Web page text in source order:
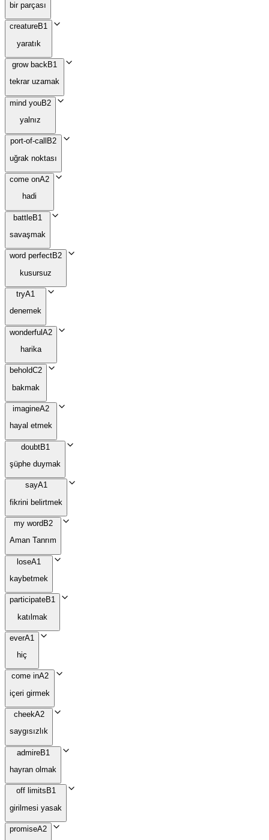
bir parçası
creatureB1
yaratık
grow back B1
tekrar uzamak
mind youB2
yalnız
port-of-call B2
uğrak noktası
come onA2
hadi
battleB1
savaşmak
word perfectB2
kusursuz
tryA1
denemek
wonderfulA2
harika
beholdC2
bakmak
imagineA2
hayal etmek
doubtB1
şüphe duymak
sayA1
fikrini belirtmek
my word B2
Aman Tanrım
loseA1
kaybetmek
participateB1
katılmak
everA1
hiç
come inA2
içeri girmek
cheekA2
saygısızlık
admireB1
hayran olmak
off limits B1
girilmesi yasak
promiseA2